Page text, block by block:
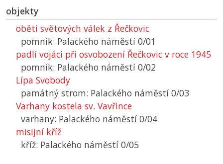
objekty
oběti světových válek z Řečkovic
pomník: Palackého náměstí 0/01
padlí vojáci při osvobození Řečkovic v roce 1945
pomník: Palackého náměstí 0/02
Lípa Svobody
památný strom: Palackého náměstí 0/03
Varhany kostela sv. Vavřince
varhany: Palackého náměstí 0/04
misijní kříž
kříž: Palackého náměstí 0/05